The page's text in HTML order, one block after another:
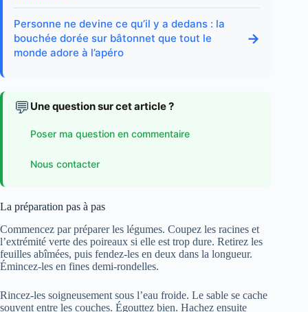
Personne ne devine ce qu’il y a dedans : la
bouchée dorée sur bâtonnet que tout le
monde adore à l’apéro
→
💬 Une question sur cet article ?
Poser ma question en commentaire
Nous contacter
La préparation pas à pas
Commencez par préparer les légumes. Coupez les racines et
l’extrémité verte des poireaux si elle est trop dure. Retirez les
feuilles abîmées, puis fendez-les en deux dans la longueur.
Émincez-les en fines demi-rondelles.
Rincez-les soigneusement sous l’eau froide. Le sable se cache
souvent entre les couches. Égouttez bien. Hachez ensuite